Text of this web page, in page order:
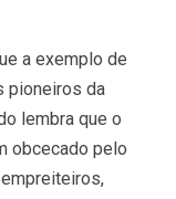
a exemplo de
pioneiros da
lembra que o
obcecado pelo